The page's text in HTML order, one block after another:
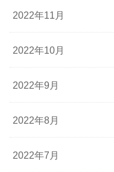
2022年11月
2022年10月
2022年9月
2022年8月
2022年7月